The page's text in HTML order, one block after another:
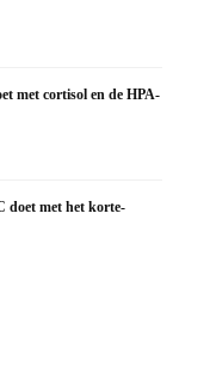
met cortisol en de HPA-
doet met het korte-